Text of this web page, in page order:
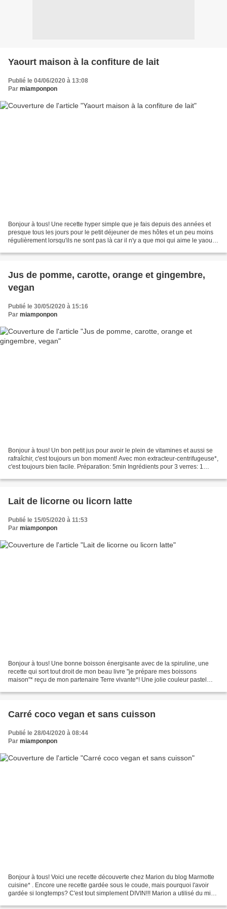
Yaourt maison à la confiture de lait
Publié le 04/06/2020 à 13:08
Par miamponpon
Bonjour à tous! Une recette hyper simple que je fais depuis des années et
presque tous les jours pour le petit déjeuner de mes hôtes et un peu moins
régulièrement lorsqu'ils ne sont pas là car il n'y a que moi qui aime le yaourt
Jus de pomme, carotte, orange et gingembre,
vegan
Publié le 30/05/2020 à 15:16
Par miamponpon
Bonjour à tous! Un bon petit jus pour avoir le plein de vitamines et aussi se
rafraîchir, c'est toujours un bon moment! Avec mon extracteur-centrifugeuse*,
c'est toujours bien facile. Préparation: 5min Ingrédients pour 3 verres: 1
Lait de licorne ou licorn latte
Publié le 15/05/2020 à 11:53
Par miamponpon
Bonjour à tous! Une bonne boisson énergisante avec de la spiruline, une
recette qui sort tout droit de mon beau livre "je prépare mes boissons
maison"* reçu de mon partenaire Terre vivante*! Une jolie couleur pastel
Carré coco vegan et sans cuisson
Publié le 28/04/2020 à 08:44
Par miamponpon
Bonjour à tous! Voici une recette découverte chez Marion du blog Marmotte
cuisine* . Encore une recette gardée sous le coude, mais pourquoi l'avoir
gardée si longtemps? C'est tout simplement DIVIN!!! Marion a utilisé du miel,